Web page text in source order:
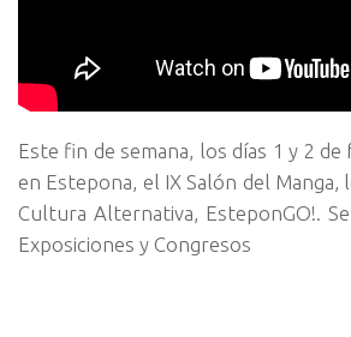
Este fin de semana, los días 1 y 2
en Estepona, el IX Salón del Manga,
Cultura Alternativa, EsteponGO!.
Exposiciones y Congresos